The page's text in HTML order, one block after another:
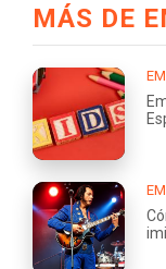
MÁS DE